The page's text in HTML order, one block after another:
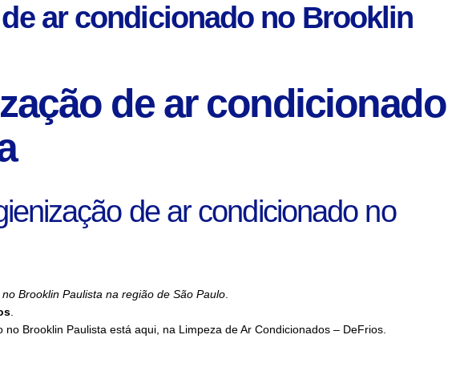
ar condicionado no Brooklin
de ar condicionado
de ar condicionado no
Brooklin Paulista na região de São Paulo
Brooklin Paulista está aqui, na Limpeza de Ar Condicionados – DeFrios.